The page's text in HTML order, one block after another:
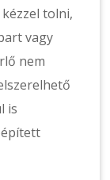
tolni,
vagy
nem
is